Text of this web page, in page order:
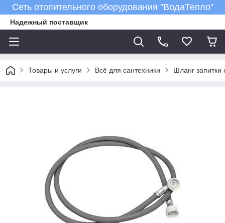
Сеть отопительного оборудования "ВодаТепло"
Надежный поставщик
Товары и услуги Всё для сантехники Шланг запитки